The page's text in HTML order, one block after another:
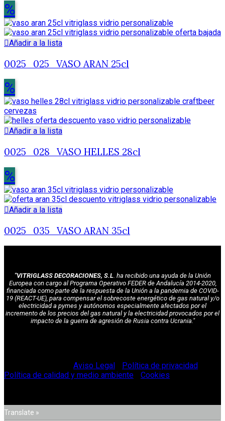
%
Añadir a la lista
0025_025_VASO ARAN 25cl
%
Añadir a la lista
0025_028_VASO HELLES 28cl
%
Añadir a la lista
0025_035_VASO ARAN 35cl
"VITRIGLASS DECORACIONES, S.L. ha recibido una ayuda de la Unión
Europea con cargo al Programa Operativo FEDER de Andalucía 2014-2020,
financiada como parte de la respuesta de la Unión a la pandemia de COVID-
19 (REACT-UE), para compensar el sobrecoste energético de gas natural y/o
electricidad a pymes y autónomos especialmente afectados por el
incremento de los precios del gas natural y la electricidad provocados por el
impacto de la guerra de agresión de Rusia contra Ucrania."
Aviso Legal Política de privacidad
Política de calidad y medio ambiente
Cookies
Translate »